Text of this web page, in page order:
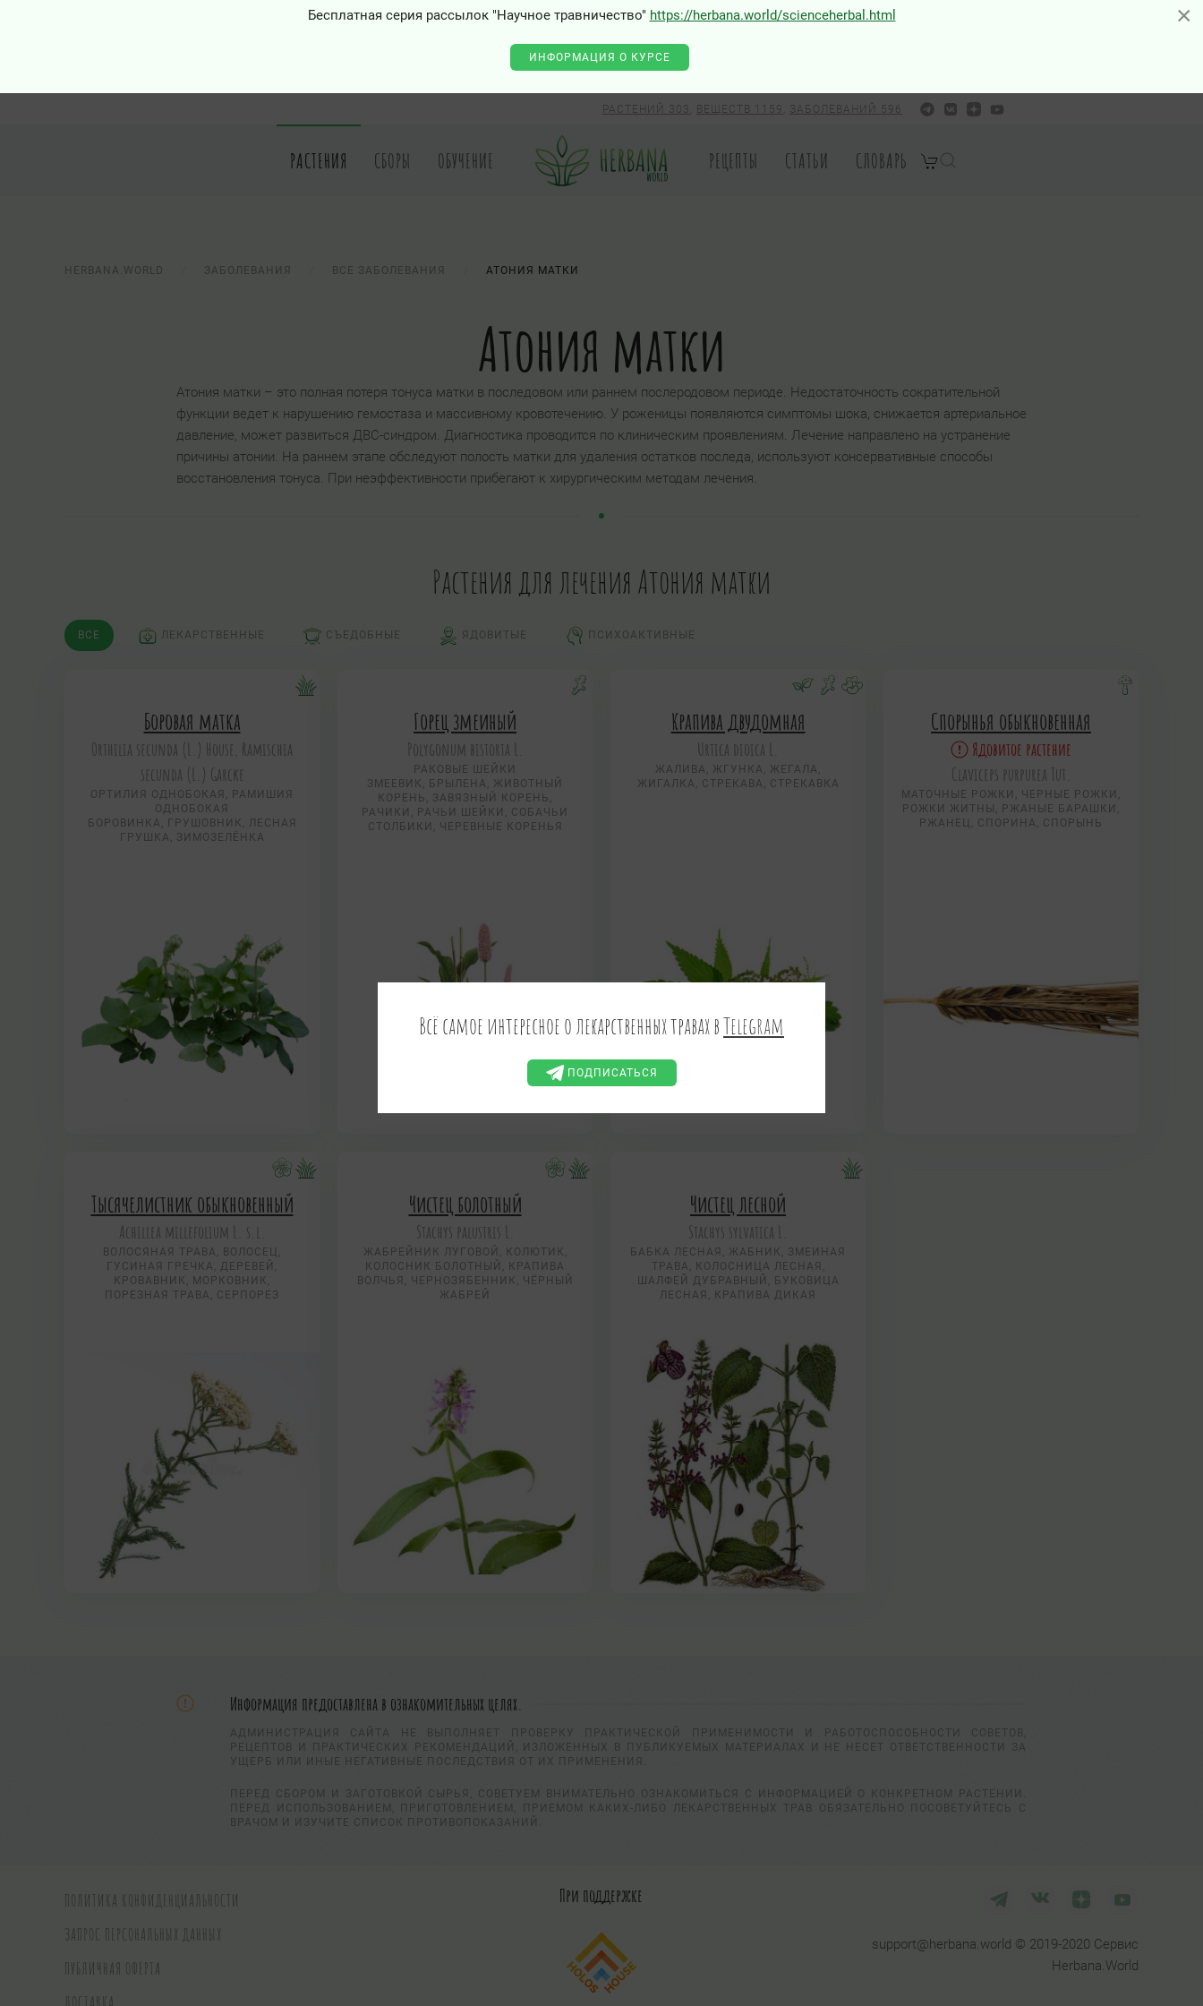
×
Бесплатная серия рассылок "Научное травничество" https://herbana.world/scienceherbal.html
ИНФОРМАЦИЯ О КУРСЕ
РАСТЕНИЙ 303 ВЕЩЕСТВ 1159 ЗАБОЛЕВАНИЙ 596
РАСТЕНИЯ СБОРЫ ОБУЧЕНИЕ РЕЦЕПТЫ СТАТЬИ СЛОВАРЬ
HERBANA.WORLD ЗАБОЛЕВАНИЯ ВСЕ ЗАБОЛЕВАНИЯ АТОНИЯ МАТКИ
Атония матки
Атония матки – это полная потеря тонуса матки в последовом или раннем послеродовом периоде. Недостаточность сократительной
функции ведет к нарушению гемостаза и массивному кровотечению. У роженицы появляются симптомы шока, снижается артериальное
давление, может развиться ДВС-синдром. Диагностика проводится по клиническим проявлениям. Лечение направлено на устранение
причины атонии. На раннем этапе обследуют полость матки для удаления остатков последа, используют консервативные способы
восстановления тонуса. При неэффективности прибегают к хирургическим методам лечения.
Растения для лечения Атония матки
ВСЕ ЛЕКАРСТВЕННЫЕ СЪЕДОБНЫЕ ЯДОВИТЫЕ ПСИХОАКТИВНЫЕ
Боровая матка
Orthilia secunda (L.) House, Ramischia
secunda (L.) Garсke
ОРТИЛИЯ ОДНОБОКАЯ, РАМИШИЯ
ОДНОБОКАЯ
БОРОВИНКА, ГРУШОВНИК, ЛЕСНАЯ
ГРУШКА, ЗИМОЗЕЛЁНКА
Горец змеиный
Polygonum bistorta L.
РАКОВЫЕ ШЕЙКИ
ЗМЕЕВИК, БРЫЛЕНА, ЖИВОТНЫЙ
КОРЕНЬ, ЗАВЯЗНЫЙ КОРЕНЬ,
РАЧИКИ, РАЧЬИ ШЕЙКИ, СОБАЧЬИ
СТОЛБИКИ, ЧЕРЕВНЫЕ КОРЕНЬЯ
Крапива двудомная
Urtica dioica L.
ЖАЛИВА, ЖГУНКА, ЖЕГАЛА,
ЖИГАЛКА, СТРЕКАВА, СТРЕКАВКА
Спорынья обыкновенная
Ядовитое растение
Claviceps purpurea Tut.
МАТОЧНЫЕ РОЖКИ, ЧЕРНЫЕ РОЖКИ,
РОЖКИ ЖИТНЫ, РЖАНЫЕ БАРАШКИ,
РЖАНЕЦ, СПОРИНА, СПОРЫНЬ
Тысячелистник обыкновенный
Achillea millefolium L. s.l.
ВОЛОСЯНАЯ ТРАВА, ВОЛОСЕЦ,
ГУСИНАЯ ГРЕЧКА, ДЕРЕВЕЙ,
КРОВАВНИК, МОРКОВНИК,
ПОРЕЗНАЯ ТРАВА, СЕРПОРЕЗ
Чистец болотный
Stachys palustris L.
ЖАБРЕЙНИК ЛУГОВОЙ, КОЛЮТИК,
КОЛОСНИК БОЛОТНЫЙ, КРАПИВА
ВОЛЧЬЯ, ЧЕРНОЗЯБЕННИК, ЧЁРНЫЙ
ЖАБРЕЙ
Чистец лесной
Stachys sylvatica L.
БАБКА ЛЕСНАЯ, ЖАБНИК, ЗМЕИНАЯ
ТРАВА, КОЛОСНИЦА ЛЕСНАЯ,
ШАЛФЕЙ ДУБРАВНЫЙ, БУКОВИЦА
ЛЕСНАЯ, КРАПИВА ДИКАЯ
Информация предоставлена в ознакомительных целях.
АДМИНИСТРАЦИЯ САЙТА НЕ ВЫПОЛНЯЕТ ПРОВЕРКУ ПРАКТИЧЕСКОЙ ПРИМЕНИМОСТИ И РАБОТОСПОСОБНОСТИ СОВЕТОВ,
РЕЦЕПТОВ И ПРАКТИЧЕСКИХ РЕКОМЕНДАЦИЙ, ИЗЛОЖЕННЫХ В ПУБЛИКУЕМЫХ МАТЕРИАЛАХ И НЕ НЕСЕТ ОТВЕТСТВЕННОСТИ ЗА
УЩЕРБ ИЛИ ИНЫЕ НЕГАТИВНЫЕ ПОСЛЕДСТВИЯ ОТ ИХ ПРИМЕНЕНИЯ.
ПЕРЕД СБОРОМ И ЗАГОТОВКОЙ СЫРЬЯ, СОВЕТУЕМ ВНИМАТЕЛЬНО ОЗНАКОМИТЬСЯ С ИНФОРМАЦИЕЙ О КОНКРЕТНОМ РАСТЕНИИ.
ПЕРЕД ИСПОЛЬЗОВАНИЕМ, ПРИГОТОВЛЕНИЕМ, ПРИЕМОМ КАКИХ-ЛИБО ЛЕКАРСТВЕННЫХ ТРАВ ОБЯЗАТЕЛЬНО ПОСОВЕТУЙТЕСЬ С
ВРАЧОМ И ИЗУЧИТЕ СПИСОК ПРОТИВОПОКАЗАНИЙ.
ПОЛИТИКА КОНФИДЕНЦИАЛЬНОСТИ
ЗАПРОС ПЕРСОНАЛЬНЫХ ДАННЫХ
ПУБЛИЧНАЯ ОФЕРТА
При поддержке
support@herbana.world © 2019-2020 Сервис
Herbana.World
×
Всё самое интересное о лекарственных травах вTelegram
ПОДПИСАТЬСЯ